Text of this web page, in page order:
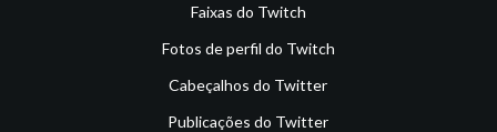
Faixas do Twitch
Fotos de perfil do Twitch
Cabeçalhos do Twitter
Publicações do Twitter